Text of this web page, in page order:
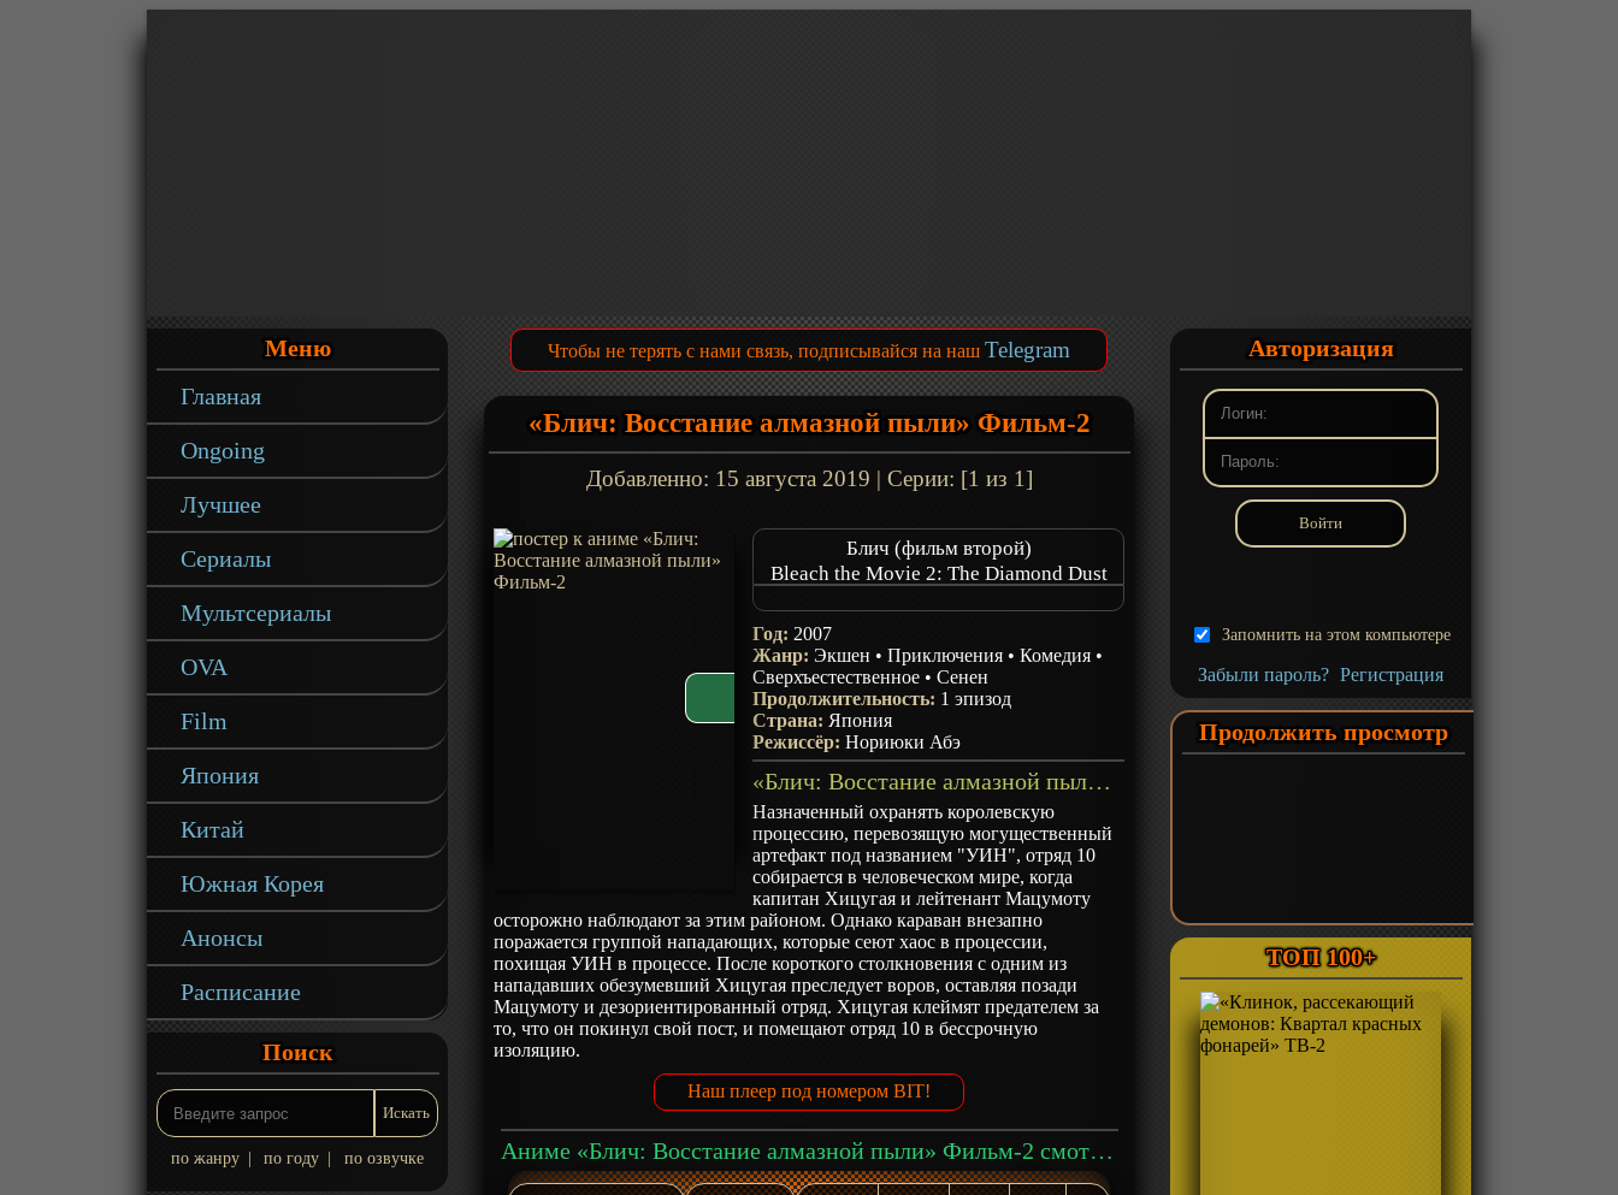
Меню
Главная
Ongoing
Лучшее
Сериалы
Мультсериалы
OVA
Film
Япония
Китай
Южная Корея
Анонсы
Расписание
Поиск
по жанру по году по озвучке
Чтобы не терять с нами связь, подписывайся на наш Telegram
«Блич: Восстание алмазной пыли» Фильм-2
Добавленно: 15 августа 2019 | Серии: [1 из 1]
Блич (фильм второй)
Bleach the Movie 2: The Diamond Dust
Gekijouban Bleach: The DiamondDust
Rebellion Mou Hitotsu no Hyourinmaru
Год: 2007
Жанр: Экшен •Приключения •Комедия •
Сверхъестественное •Сенен
Продолжительность: 1 эпизод
Страна: Япония
Режиссёр:Нориюки Абэ
«Блич: Восстание алмазной пыли» Фильм-2 - описание
Назначенный охранять королевскую
процессию, перевозящую могущественный
артефакт под названием "УИН", отряд 10
собирается в человеческом мире, когда
капитан Хицугая и лейтенант Мацумоту
осторожно наблюдают за этим районом. Однако караван внезапно
поражается группой нападающих, которые сеют хаос в процессии,
похищая УИН в процессе. После короткого столкновения с одним из
нападавших обезумевший Хицугая преследует воров, оставляя позади
Мацумоту и дезориентированный отряд. Хицугая клеймят предателем за
то, что он покинул свой пост, и помещают отряд 10 в бессрочную
изоляцию.
Наш плеер под номером BIT!
Аниме «Блич: Восстание алмазной пыли» Фильм-2 смотреть онлайн
Авторизация
Запомнить на этом компьютере
Забыли пароль? Регистрация
Продолжить просмотр
ТОП 100+